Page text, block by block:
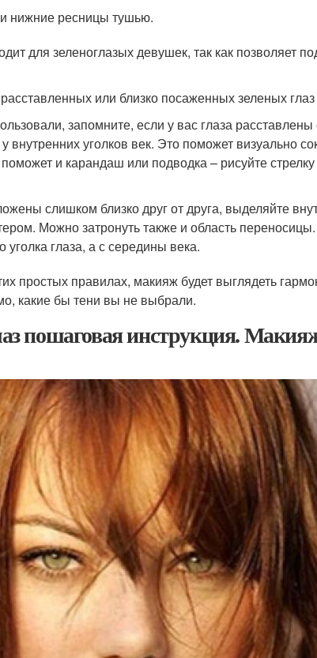
нижние ресницы тушью.
для зеленоглазых девушек, так как позволяет
или близко посаженных зеленых глаз
запомните, если у вас глаза
внутренних уголков век. Это поможет визуально
и карандаш или подводка – рисуйте
слишком близко друг от друга, выделяйте
Можно затронуть также и область переносицы.
глаза, а с середины века.
простых правилах, макияж будет выглядеть
какие бы тени вы не выбрали.
пошаговая инструкция.